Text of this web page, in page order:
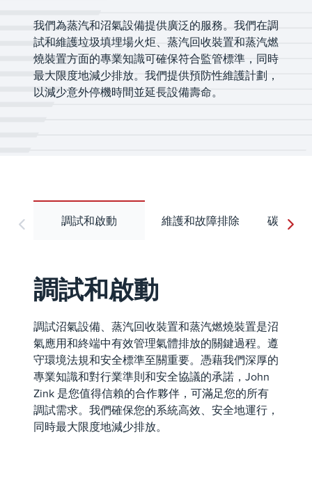
我們為蒸汽和沼氣設備提供廣泛的服務。我們在調
試和維護垃圾填埋場火炬、蒸汽回收裝置和蒸汽燃
燒裝置方面的專業知識可確保符合監管標準，同時
最大限度地減少排放。我們提供預防性維護計劃，
以減少意外停機時間並延長設備壽命。
調試和啟動 維護和故障排除 碳和耐
調試和啟動
調試沼氣設備、蒸汽回收裝置和蒸汽燃燒裝置是沼
氣應用和終端中有效管理氣體排放的關鍵過程。遵
守環境法規和安全標準至關重要。憑藉我們深厚的
專業知識和對行業準則和安全協議的承諾，John
Zink 是您值得信賴的合作夥伴，可滿足您的所有
調試需求。我們確保您的系統高效、安全地運行，
同時最大限度地減少排放。